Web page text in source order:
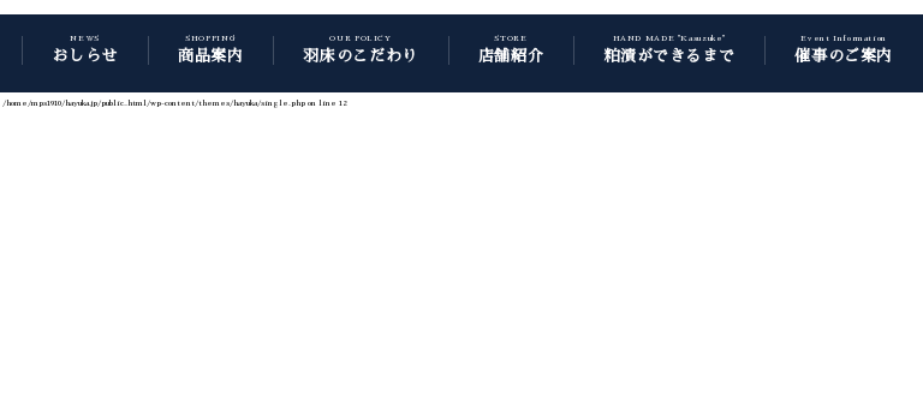
NEWS
おしらせ
SHOPPING
商品案内
OUR POLICY
羽床のこだわり
STORE
店舗紹介
HAND MADE "Kasuzuke"
粕漬ができるまで
Event Information
催事のご案内
/home/mps1910/hayuka.jp/public_html/wp-content/themes/hayuka/single.php on line 12